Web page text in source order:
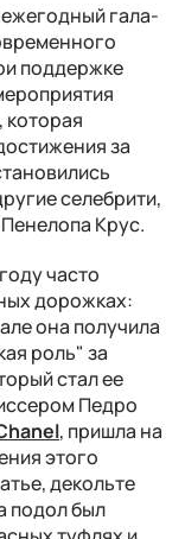
гала-
поддержке
которая
за
селебрити,
Крус.
часто
дорожках:
она получила
роль" за
стал ее
Педро
, пришла на
этого
декольте
подол был